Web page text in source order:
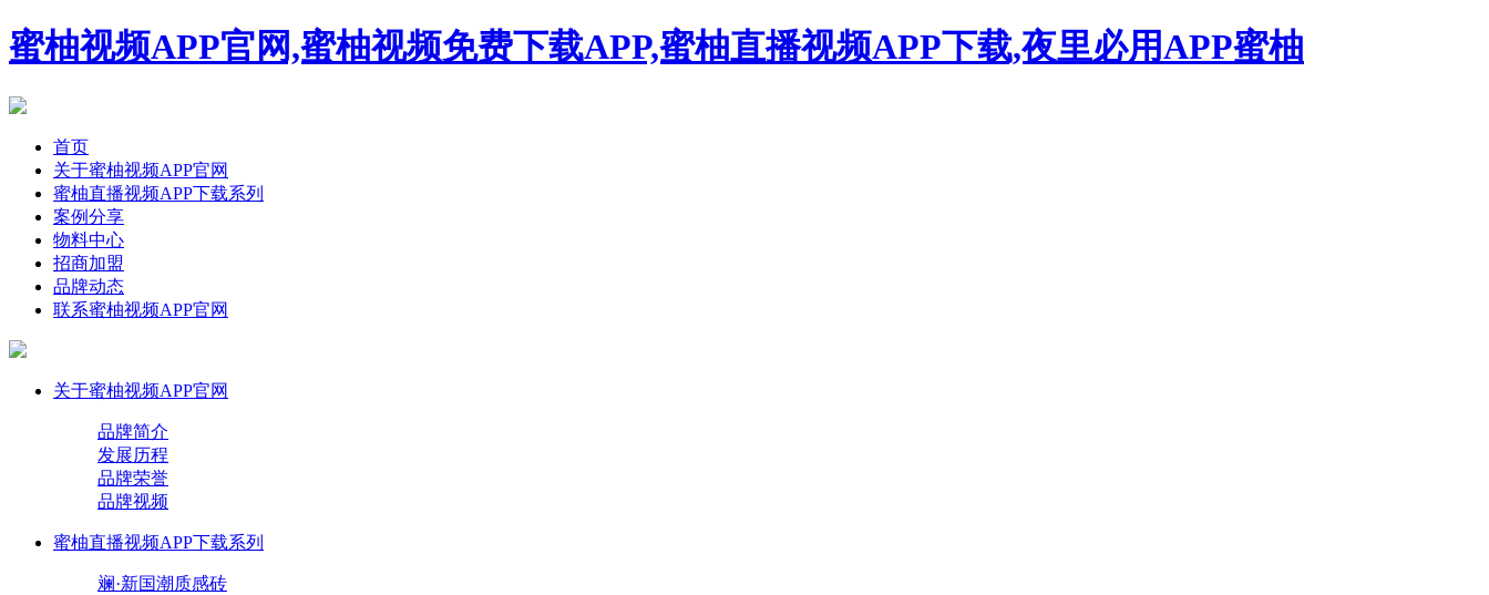
蜜柚视频APP官网,蜜柚视频免费下载APP,蜜柚直播视频APP下载,夜里必用APP蜜柚
首页
关于蜜柚视频APP官网
蜜柚直播视频APP下载系列
案例分享
物料中心
招商加盟
品牌动态
联系蜜柚视频APP官网
关于蜜柚视频APP官网
品牌简介
发展历程
品牌荣誉
品牌视频
蜜柚直播视频APP下载系列
斓·新国潮质感砖